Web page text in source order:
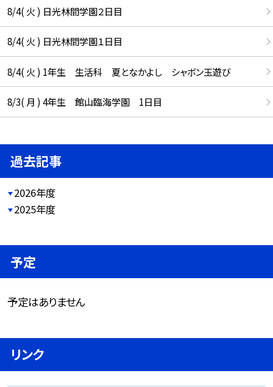
8/4( 火 ) 日光林間学園２日目
8/4( 火 ) 日光林間学園１日目
8/4( 火 ) 1年生 生活科 夏となかよし シャボン玉遊び
8/3( 月 ) 4年生 館山臨海学園 1日目
過去記事
2026年度
2025年度
予定
予定はありません
リンク